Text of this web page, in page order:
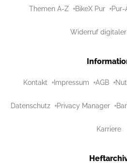
Themen A-Z BikeX Pur Pur-
Widerruf
Kontakt Impressum AGB
Datenschutz Privacy Manager
Karriere